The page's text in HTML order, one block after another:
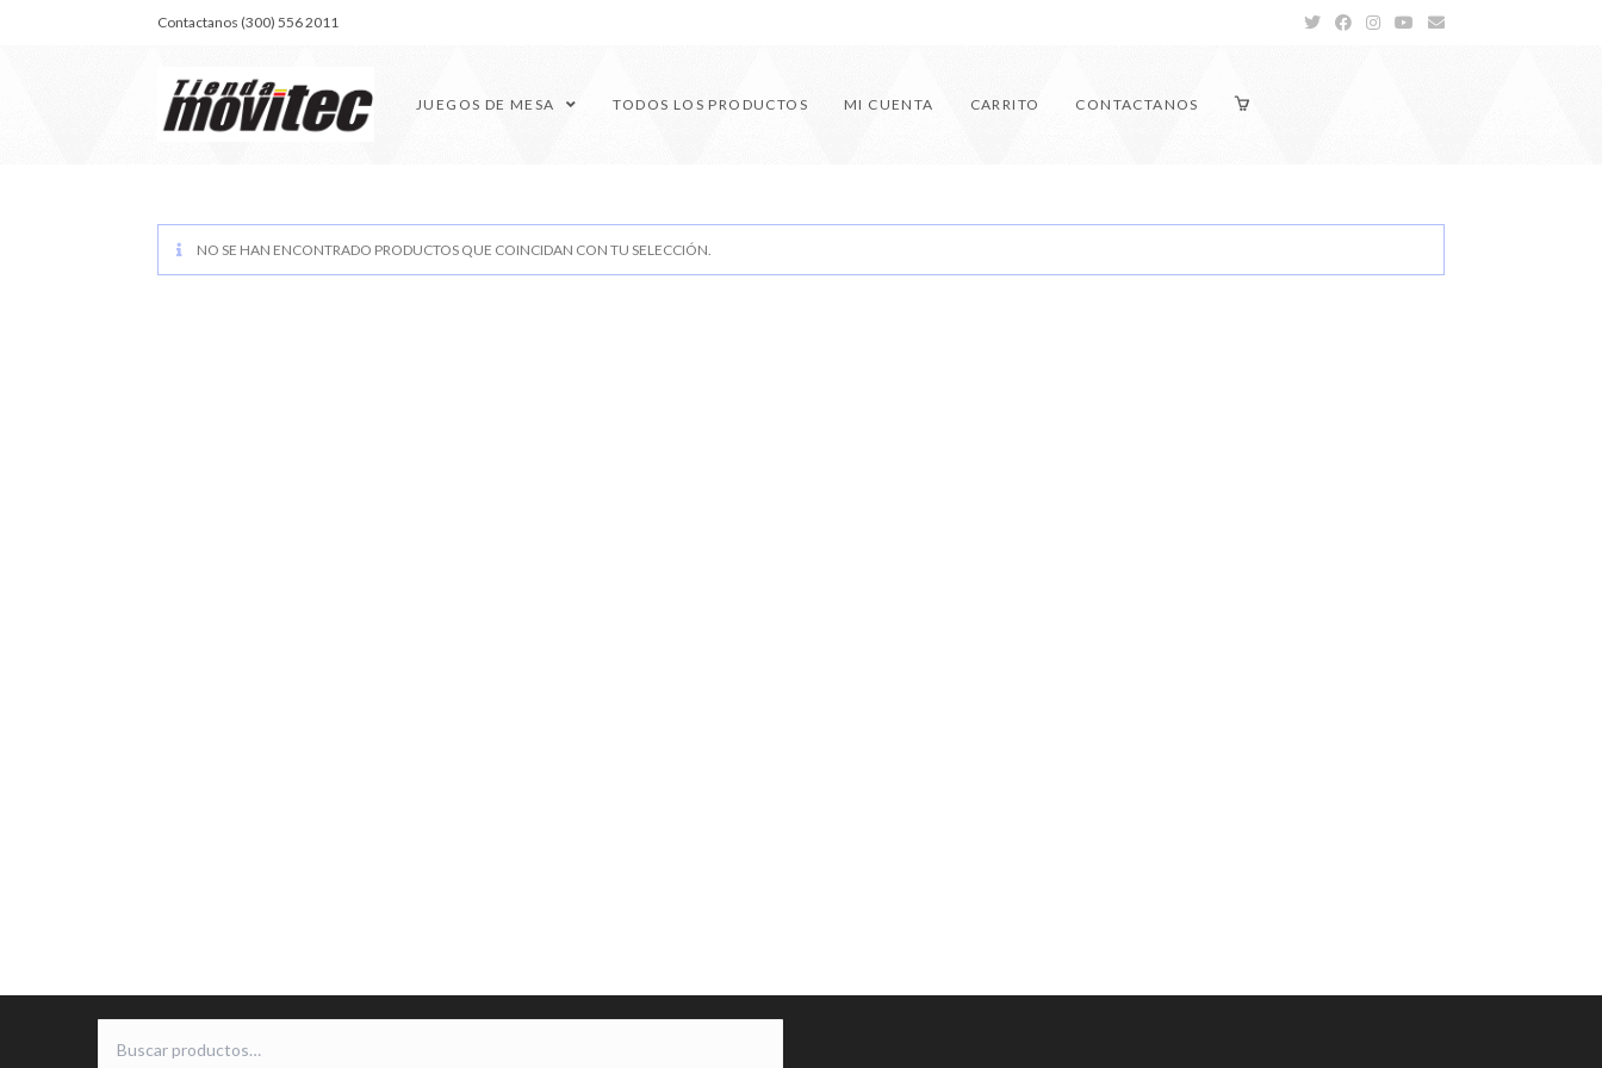
Contactanos (300) 556 2011
JUEGOS DE MESA TODOS LOS PRODUCTOS MI CUENTA CARRITO CONTACTANOS
NO SE HAN ENCONTRADO PRODUCTOS QUE COINCIDAN CON TU SELECCIÓN.